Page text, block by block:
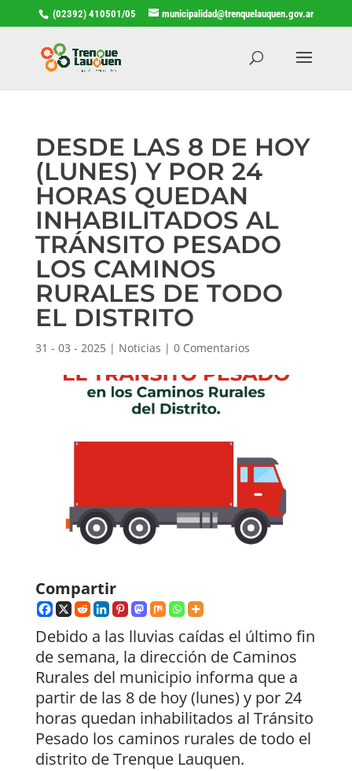
(02392) 410501/05 municipalidad@trenquelauquen.gov.ar
DESDE LAS 8 DE HOY
(LUNES) Y POR 24
HORAS QUEDAN
INHABILITADOS AL
TRÁNSITO PESADO
LOS CAMINOS
RURALES DE TODO
EL DISTRITO
31 - 03 - 2025| Noticias | 0 Comentarios
Compartir
Debido a las lluvias caídas el último fin
de semana, la dirección de Caminos
Rurales del municipio informa que a
partir de las 8 de hoy (lunes) y por 24
horas quedan inhabilitados al Tránsito
Pesado los caminos rurales de todo el
distrito de Trenque Lauquen.